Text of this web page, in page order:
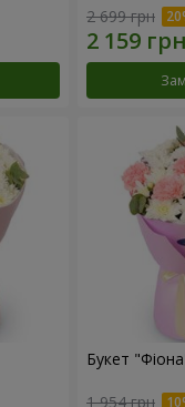
2 699 грн
Букет
1 954 грн